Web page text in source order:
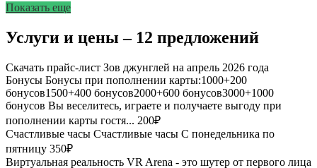
Показать еще
Услуги и цены – 12 предложений
Скачать прайс-лист Зов джунглей на апрель 2026 года
Бонусы Бонусы при пополнении карты:1000+200
бонусов1500+400 бонусов2000+600 бонусов3000+1000
бонусов Вы веселитесь, играете и получаете выгоду при
пополнении карты гостя... 200₽
Счастливые часы Счастливые часы С понедельника по
пятницу 350₽
Виртуальная реальность VR Arena - это шутер от первого лица